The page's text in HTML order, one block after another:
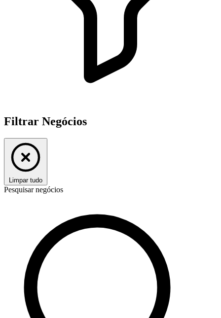
Filtrar Negócios
Limpar tudo
Pesquisar negócios